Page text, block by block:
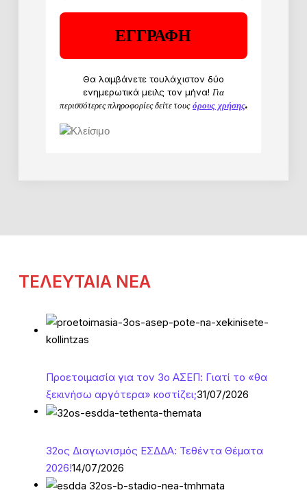
Θα λαμβάνετε τουλάχιστον δύο
ενημερωτικά μειλς τον μήνα! Για
περισσότερες πληροφορίες δείτε τους όρους χρήσης.
ΤΕΛΕΥΤΑΙΑ ΝΕΑ
Προετοιμασία για τον 3ο ΑΣΕΠ: Γιατί το «θα
ξεκινήσω αργότερα» κοστίζει;31/07/2026
32ος Διαγωνισμός ΕΣΔΔΑ: Τεθέντα Θέματα
2026!14/07/2026